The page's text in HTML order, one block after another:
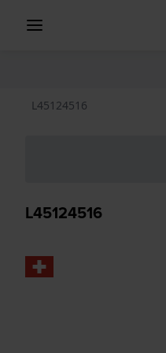
L45124516
L45124516